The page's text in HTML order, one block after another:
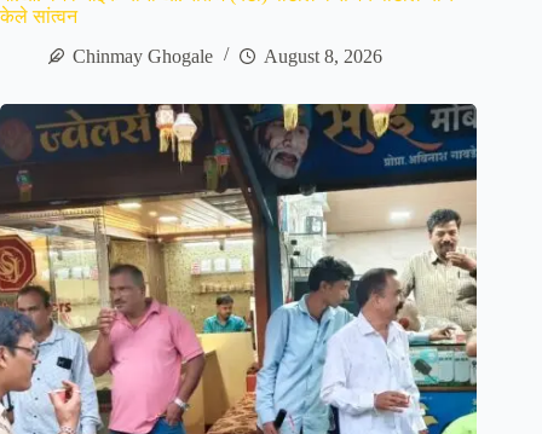
केले सांत्वन
Chinmay Ghogale
August 8, 2026